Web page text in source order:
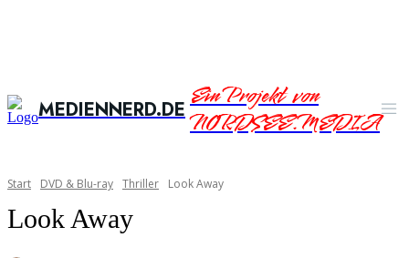
MEDIENNERD.DEEin Projekt von
NORDSEE.MEDIA
Start DVD & Blu-ray Thriller Look Away
Look Away